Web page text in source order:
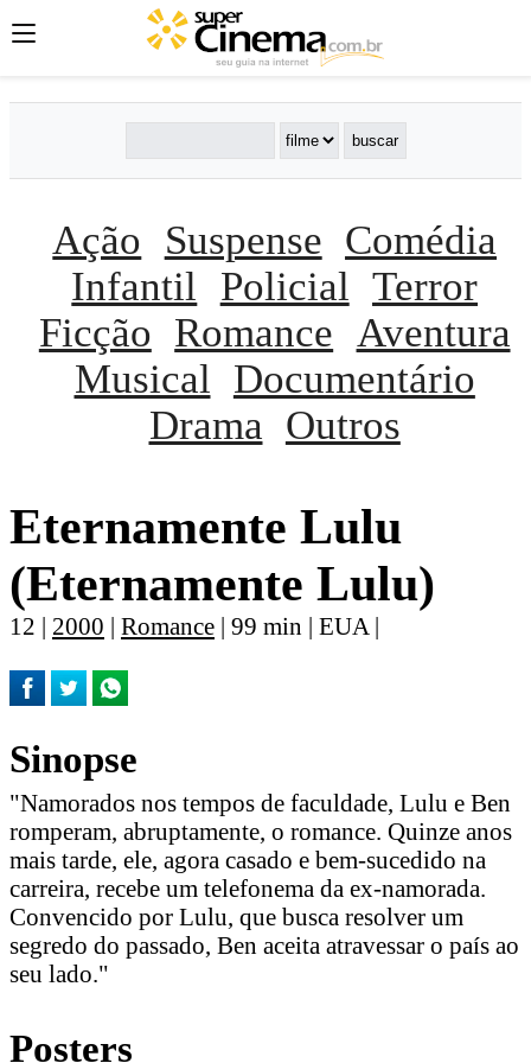
Ação Suspense Comédia
Infantil
Policial Terror
Ficção Romance Aventura
Musical
Documentário
Drama Outros
Eternamente Lulu
(Eternamente Lulu)
12 | 2000 | Romance | 99 min | EUA |
Sinopse
"Namorados nos tempos de faculdade, Lulu e Ben
romperam, abruptamente, o romance. Quinze anos
mais tarde, ele, agora casado e bem-sucedido na
carreira, recebe um telefonema da ex-namorada.
Convencido por Lulu, que busca resolver um
segredo do passado, Ben aceita atravessar o país ao
seu lado."
Posters